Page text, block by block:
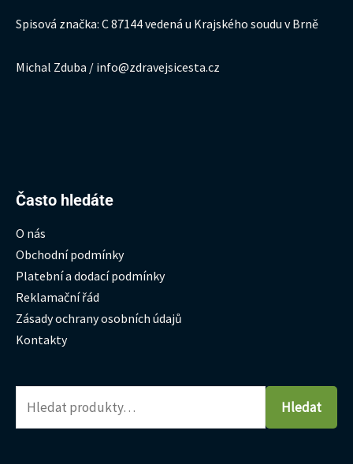
Spisová značka: C 87144 vedená u Krajského soudu v Brně
Michal Zduba / info@zdravejsicesta.cz
Často hledáte
O nás
Obchodní podmínky
Platební a dodací podmínky
Reklamační řád
Zásady ochrany osobních údajů
Kontakty
Hledat:
Hledat